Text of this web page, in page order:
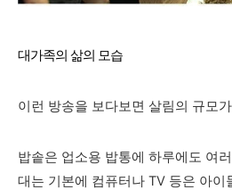
대가족의 삶의 모습
이런 방송을 보다보면 살림의 규모
밥솥은 업소용 밥통에 하루에도 여
대는 기본에 컴퓨터나 TV 등은 아이